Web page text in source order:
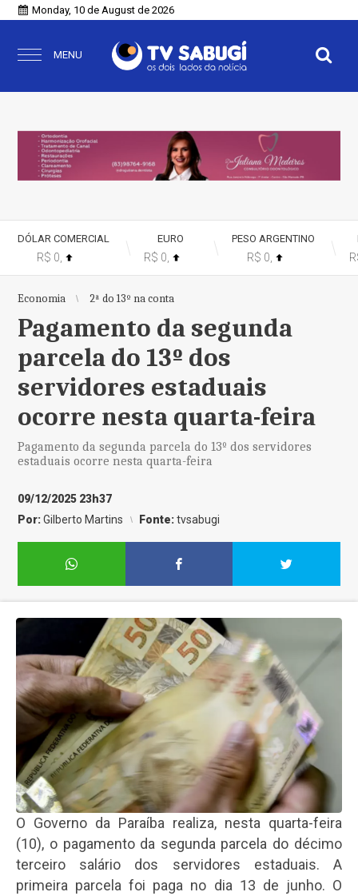
Monday, 10 de August de 2026
MENU
DÓLAR COMERCIAL
R$ 0,
EURO
R$ 0,
PESO ARGENTINO
R$ 0,
Economia 2ª do 13º na conta
Pagamento da segunda
parcela do 13º dos
servidores estaduais
ocorre nesta quarta-feira
Pagamento da segunda parcela do 13º dos servidores
estaduais ocorre nesta quarta-feira
09/12/2025 23h37
Por:Gilberto Martins Fonte:tvsabugi
O Governo da Paraíba realiza, nesta quarta-feira
(10), o pagamento da segunda parcela do décimo
terceiro salário dos servidores estaduais. A
primeira parcela foi paga no dia 13 de junho. O